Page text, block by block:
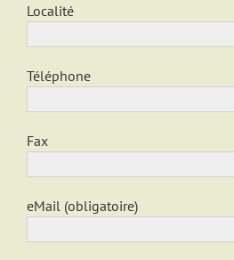
Localité
Téléphone
Fax
eMail (obligatoire)